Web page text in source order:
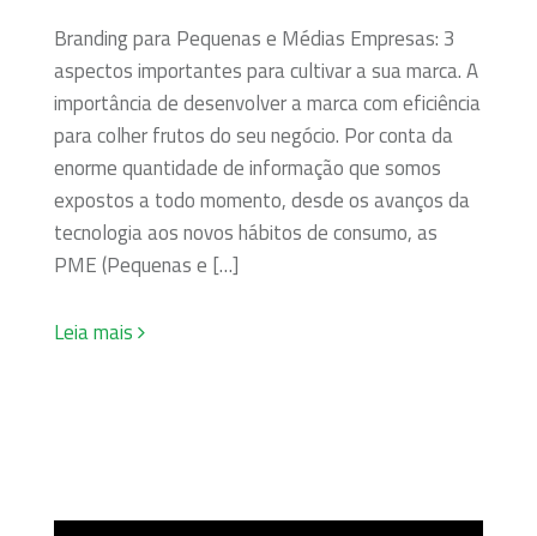
Branding para Pequenas e Médias Empresas: 3
aspectos importantes para cultivar a sua marca. A
importância de desenvolver a marca com eficiência
para colher frutos do seu negócio. Por conta da
enorme quantidade de informação que somos
expostos a todo momento, desde os avanços da
tecnologia aos novos hábitos de consumo, as
PME (Pequenas e […]
Leia mais